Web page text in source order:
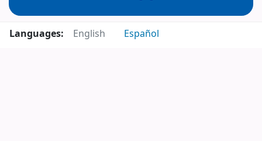
Languages: English Español